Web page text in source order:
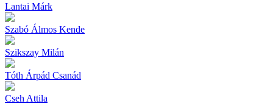
Lantai Márk
Szabó Álmos Kende
Szikszay Milán
Tóth Árpád Csanád
Cseh Attila